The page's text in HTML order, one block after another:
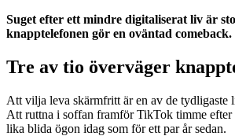
Suget efter ett mindre digitaliserat liv är
knapptelefonen gör en oväntad comeback.
Tre av tio överväger
Att vilja leva skärmfritt är en av de tydligaste
Att ruttna i soffan framför TikTok timme efter
lika blida ögon idag som för ett par år sedan.